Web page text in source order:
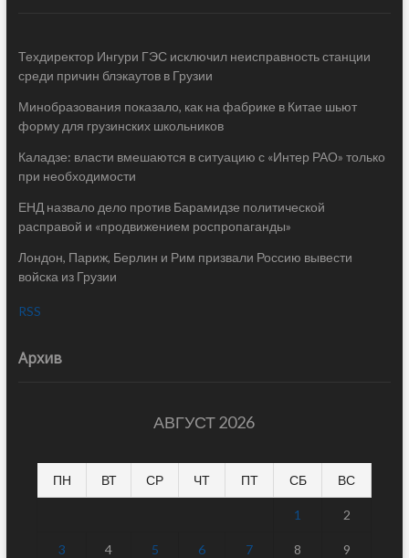
Техдиректор Ингури ГЭС исключил неисправность станции
среди причин блэкаутов в Грузии
Минобразования показало, как на фабрике в Китае шьют
форму для грузинских школьников
Каладзе: власти вмешаются в ситуацию с «Интер РАО» только
при необходимости
ЕНД назвало дело против Барамидзе политической
расправой и «продвижением роспропаганды»
Лондон, Париж, Берлин и Рим призвали Россию вывести
войска из Грузии
RSS
Архив
АВГУСТ 2026
ПН ВТ СР ЧТ ПТ СБ ВС
1 2
3 4 5 6 7 8 9